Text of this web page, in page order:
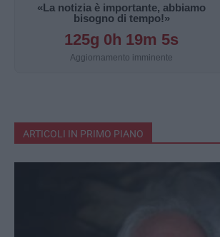
«La notizia è importante, abbiamo
bisogno di tempo!»
125g 0h 19m 4s
Aggiornamento imminente
ARTICOLI IN PRIMO PIANO